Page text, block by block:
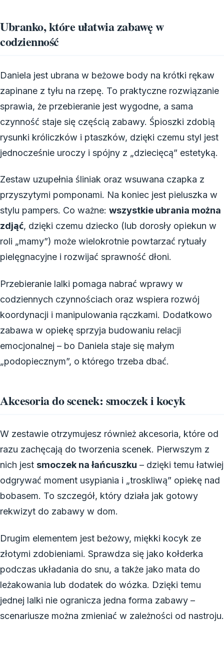
Ubranko, które ułatwia zabawę w
codzienność
Daniela jest ubrana w beżowe body na krótki rękaw
zapinane z tyłu na rzepę. To praktyczne rozwiązanie
sprawia, że przebieranie jest wygodne, a sama
czynność staje się częścią zabawy. Śpioszki zdobią
rysunki króliczków i ptaszków, dzięki czemu styl jest
jednocześnie uroczy i spójny z „dziecięcą” estetyką.
Zestaw uzupełnia śliniak oraz wsuwana czapka z
przyszytymi pomponami. Na koniec jest pieluszka w
stylu pampers. Co ważne: wszystkie ubrania można
zdjąć, dzięki czemu dziecko (lub dorosły opiekun w
roli „mamy”) może wielokrotnie powtarzać rytuały
pielęgnacyjne i rozwijać sprawność dłoni.
Przebieranie lalki pomaga nabrać wprawy w
codziennych czynnościach oraz wspiera rozwój
koordynacji i manipulowania rączkami. Dodatkowo
zabawa w opiekę sprzyja budowaniu relacji
emocjonalnej – bo Daniela staje się małym
„podopiecznym”, o którego trzeba dbać.
Akcesoria do scenek: smoczek i kocyk
W zestawie otrzymujesz również akcesoria, które od
razu zachęcają do tworzenia scenek. Pierwszym z
nich jest smoczek na łańcuszku – dzięki temu łatwiej
odgrywać moment usypiania i „troskliwą” opiekę nad
bobasem. To szczegół, który działa jak gotowy
rekwizyt do zabawy w dom.
Drugim elementem jest beżowy, miękki kocyk ze
złotymi zdobieniami. Sprawdza się jako kołderka
podczas układania do snu, a także jako mata do
leżakowania lub dodatek do wózka. Dzięki temu
jednej lalki nie ogranicza jedna forma zabawy –
scenariusze można zmieniać w zależności od nastroju.